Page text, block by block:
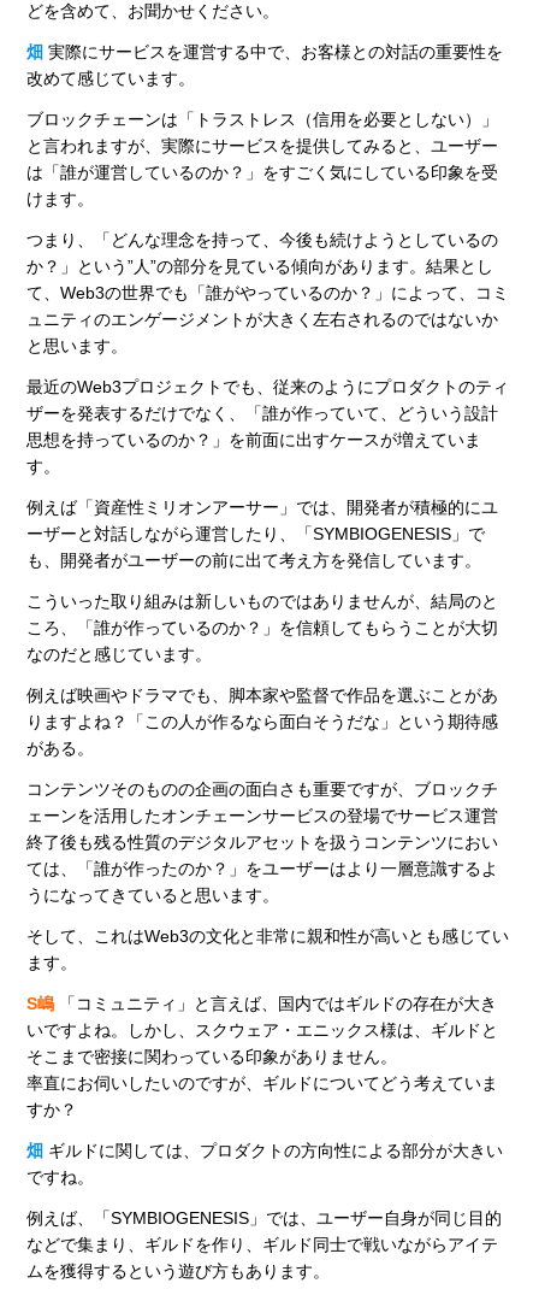
どを含めて、お聞かせください。
畑 実際にサービスを運営する中で、お客様との対話の重要性を
改めて感じています。
ブロックチェーンは「トラストレス（信用を必要としない）」
と言われますが、実際にサービスを提供してみると、ユーザー
は「誰が運営しているのか？」をすごく気にしている印象を受
けます。
つまり、「どんな理念を持って、今後も続けようとしているの
か？」という”人”の部分を見ている傾向があります。結果とし
て、Web3の世界でも「誰がやっているのか？」によって、コミ
ュニティのエンゲージメントが大きく左右されるのではないか
と思います。
最近のWeb3プロジェクトでも、従来のようにプロダクトのティ
ザーを発表するだけでなく、「誰が作っていて、どういう設計
思想を持っているのか？」を前面に出すケースが増えていま
す。
例えば「資産性ミリオンアーサー」では、開発者が積極的にユ
ーザーと対話しながら運営したり、「SYMBIOGENESIS」で
も、開発者がユーザーの前に出て考え方を発信しています。
こういった取り組みは新しいものではありませんが、結局のと
ころ、「誰が作っているのか？」を信頼してもらうことが大切
なのだと感じています。
例えば映画やドラマでも、脚本家や監督で作品を選ぶことがあ
りますよね？「この人が作るなら面白そうだな」という期待感
がある。
コンテンツそのものの企画の面白さも重要ですが、ブロックチ
ェーンを活用したオンチェーンサービスの登場でサービス運営
終了後も残る性質のデジタルアセットを扱うコンテンツにおい
ては、「誰が作ったのか？」をユーザーはより一層意識するよ
うになってきていると思います。
そして、これはWeb3の文化と非常に親和性が高いとも感じてい
ます。
S嶋
「コミュニティ」と言えば、国内ではギルドの存在が大き
いですよね。しかし、スクウェア・エニックス様は、ギルドと
そこまで密接に関わっている印象がありません。
率直にお伺いしたいのですが、ギルドについてどう考えていま
すか？
畑 ギルドに関しては、プロダクトの方向性による部分が大きい
ですね。
例えば、「SYMBIOGENESIS」では、ユーザー自身が同じ目的
などで集まり、ギルドを作り、ギルド同士で戦いながらアイテ
ムを獲得するという遊び方もあります。